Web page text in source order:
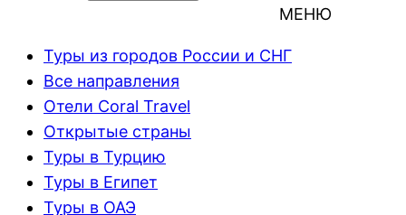
МЕНЮ
Туры из городов России и СНГ
Все направления
Отели Coral Travel
Открытые страны
Туры в Турцию
Туры в Египет
Туры в ОАЭ